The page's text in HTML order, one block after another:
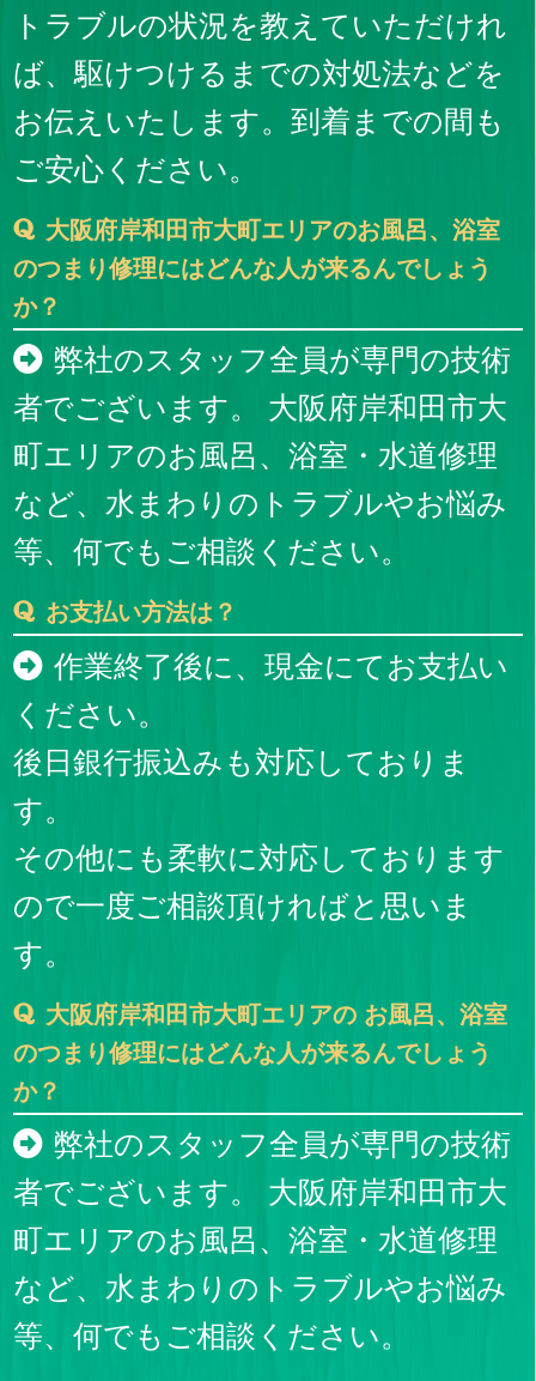
トラブルの状況を教えていただけれ
ば、駆けつけるまでの対処法などを
お伝えいたします。到着までの間も
ご安心ください。
大阪府岸和田市大町エリアのお風呂、浴室
のつまり修理にはどんな人が来るんでしょう
か？
弊社のスタッフ全員が専門の技術
者でございます。 大阪府岸和田市大
町エリアのお風呂、浴室・水道修理
など、水まわりのトラブルやお悩み
等、何でもご相談ください。
お支払い方法は？
作業終了後に、現金にてお支払い
ください。
後日銀行振込みも対応しておりま
す。
その他にも柔軟に対応しております
ので一度ご相談頂ければと思いま
す。
大阪府岸和田市大町エリアの お風呂、浴室
のつまり修理にはどんな人が来るんでしょう
か？
弊社のスタッフ全員が専門の技術
者でございます。 大阪府岸和田市大
町エリアのお風呂、浴室・水道修理
など、水まわりのトラブルやお悩み
等、何でもご相談ください。